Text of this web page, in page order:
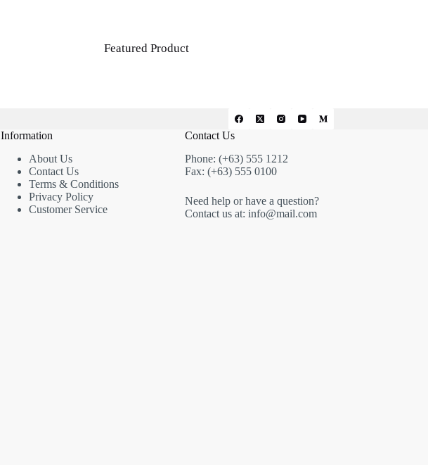
Featured Product
Information
About Us
Contact Us
Terms & Conditions
Privacy Policy
Customer Service
Contact Us
Phone: (+63) 555 1212
Fax: (+63) 555 0100
Need help or have a question?
Contact us at: info@mail.com